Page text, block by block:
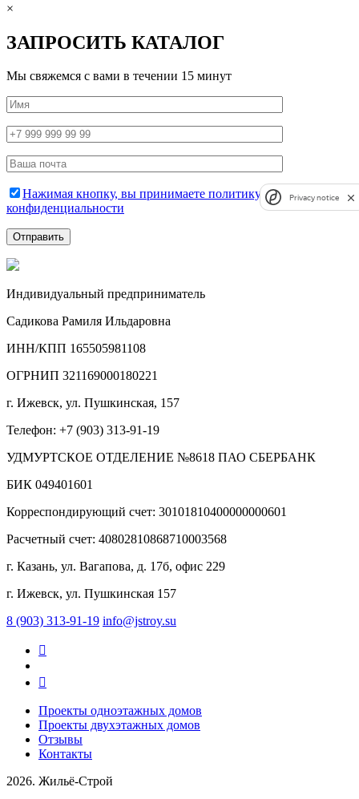
×
ЗАПРОСИТЬ КАТАЛОГ
Мы свяжемся с вами в течении 15 минут
Нажимая кнопку, вы принимаете политику
конфиденциальности
Индивидуальный предприниматель
Садикова Рамиля Ильдаровна
ИНН/КПП 165505981108
ОГРНИП 321169000180221
г. Ижевск, ул. Пушкинская, 157
Телефон: +7 (903) 313-91-19
УДМУРТСКОЕ ОТДЕЛЕНИЕ №8618 ПАО СБЕРБАНК
БИК 049401601
Корреспондирующий счет: 30101810400000000601
Расчетный счет: 40802810868710003568
г. Казань, ул. Вагапова, д. 17б, офис 229
г. Ижевск, ул. Пушкинская 157
8 (903) 313-91-19 info@jstroy.su
Проекты одноэтажных домов
Проекты двухэтажных домов
Отзывы
Контакты
2026. Жильё-Cтрой
Privacy notice